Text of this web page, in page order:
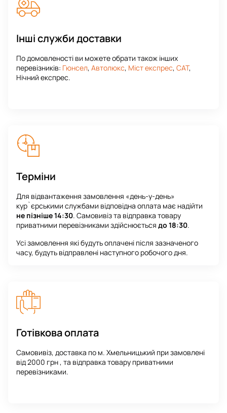
Інші служби доставки
По домовленості ви можете обрати також інших
перевізників: Гюнсел, Автолюкс, Міст експрес, САТ,
Нічний експрес.
Терміни
Для відвантаження замовлення «день-у-день»
кур`єрськими службами відповідна оплата має надійти
не пізніше 14:30. Самовивіз та відправка товару
приватними перевізниками здійснюється до 18:30.
Усі замовлення які будуть оплачені після зазначеного
часу, будуть відправлені наступного робочого дня.
Готівкова оплата
Самовивіз, доставка по м. Хмельницький при замовлені
від 2000 грн , та відправка товару приватними
перевізниками.